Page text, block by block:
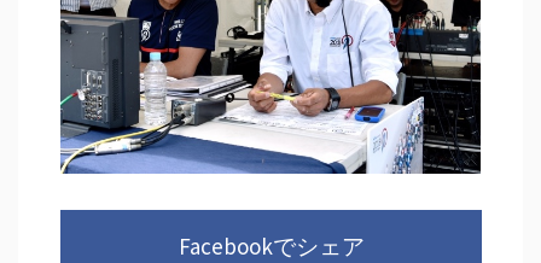
Facebookでシェア